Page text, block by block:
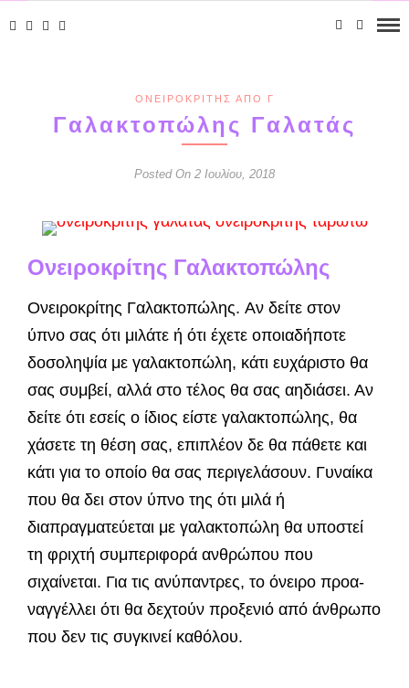
ΟΝΕΙΡΟΚΡΊΤΗΣ ΑΠΌ Γ
Γαλακτοπώλης Γαλατάς
Posted On 2 Ιουλίου, 2018
Ονειροκρίτης Γαλακτοπώλης
Ονειροκρίτης Γαλακτοπώλης. Αν δείτε στον
ύπνο σας ότι μιλάτε ή ότι έχετε οποιαδήποτε
δοσοληψία με γαλακτοπώλη, κάτι ευχάριστο θα
σας συμβεί, αλλά στο τέλος θα σας αηδιάσει. Αν
δείτε ότι εσείς ο ίδιος είστε γαλακτοπώλης, θα
χάσετε τη θέση σας, επιπλέον δε θα πάθετε και
κάτι για το οποίο θα σας περιγελάσουν. Γυναίκα
που θα δει στον ύπνο της ότι μιλά ή
διαπραγματεύεται με γαλακτοπώλη θα υποστεί
τη φριχτή συμπεριφορά ανθρώπου που
σιχαίνεται. Για τις ανύπαντρες, το όνειρο προα­
ναγγέλλει ότι θα δεχτούν προξενιό από άνθρωπο
που δεν τις συγκινεί καθόλου.